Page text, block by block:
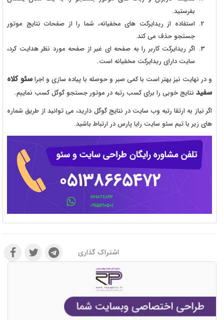
بفرستید.
استفاده از ریدایرکت های مخفیانه، شما را از صفحات نتایج موتور
جستجو حذف می کند.
اگر ریدایرکت کاربر را به صفحه ای غیر از صفحه مورد نظر هدایت کرد،
سایت دارای ریدایرکت مخفیانه است.
و در نهایت نیز بهتر است با کمی صبر و حوصله با پیاده سازی و اجراسئو کلاه
سفید نتایج خوبی را برای کسب رتبه در موتور جستجو گوگل کسب نماییم.
اگر نیاز به ارتقا رتبه وب سایت در نتایج گوگل دارید، می توانید از طریق شماره
های زیر با تیم سئو سایت رایا پارس در ارتباط باشید.
اشتراک گذاری